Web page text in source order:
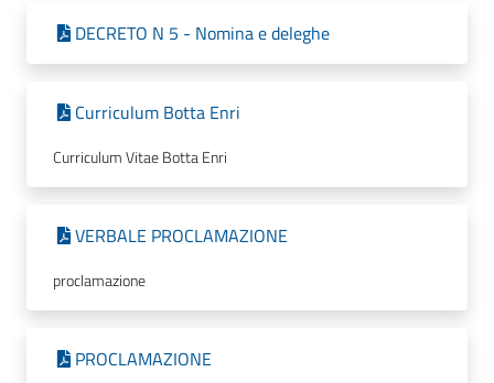
DECRETO N 5 - Nomina e deleghe
Curriculum Botta Enri
Curriculum Vitae Botta Enri
VERBALE PROCLAMAZIONE
proclamazione
PROCLAMAZIONE